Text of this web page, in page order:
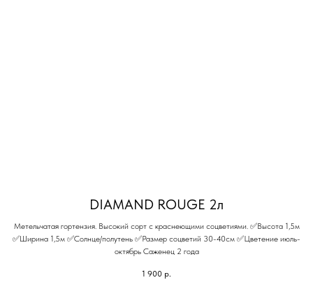
DIAMAND ROUGE 2л
Метельчатая гортензия. Высокий сорт с краснеющими соцветиями. ✅Высота 1,5м
✅Ширина 1,5м ✅Солнце/полутень ✅Размер соцветий 30-40см ✅Цветение июль-
октябрь Саженец 2 года
1 900 р.